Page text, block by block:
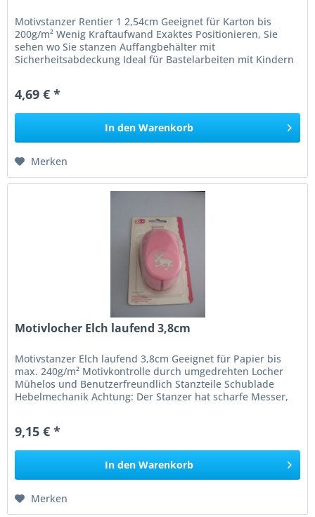
Motivstanzer Rentier 1 2,54cm Geeignet für Karton bis
200g/m² Wenig Kraftaufwand Exaktes Positionieren, Sie
sehen wo Sie stanzen Auffangbehälter mit
Sicherheitsabdeckung Ideal für Bastelarbeiten mit Kindern
4,69 € *
In den Warenkorb
Merken
Motivlocher Elch laufend 3,8cm
Motivstanzer Elch laufend 3,8cm Geeignet für Papier bis
max. 240g/m² Motivkontrolle durch umgedrehten Locher
Mühelos und Benutzerfreundlich Stanzteile Schublade
Hebelmechanik Achtung: Der Stanzer hat scharfe Messer,
9,15 € *
In den Warenkorb
Merken